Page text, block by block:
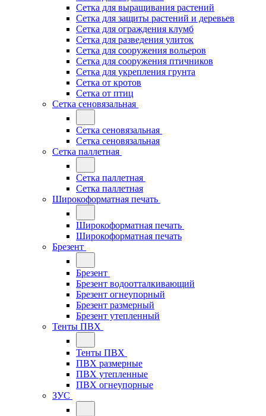
Сетка для выращивания растений
Сетка для защиты растений и деревьев
Сетка для ограждения клумб
Сетка для разведения улиток
Сетка для сооружения вольеров
Сетка для сооружения птичников
Сетка для укрепления грунта
Сетка от кротов
Сетка от птиц
Сетка сеновязальная
Сетка сеновязальная
Сетка сеновязальная
Сетка паллетная
Сетка паллетная
Сетка паллетная
Широкоформатная печать
Широкоформатная печать
Широкоформатная печать
Брезент
Брезент
Брезент водоотталкивающий
Брезент огнеупорный
Брезент размерный
Брезент утепленный
Тенты ПВХ
Тенты ПВХ
ПВХ размерные
ПВХ утепленные
ПВХ огнеупорные
ЗУС